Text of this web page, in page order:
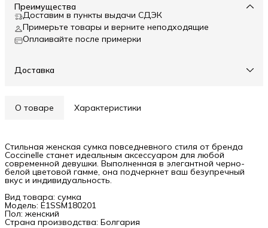
Преимущества
Доставим в пункты выдачи СДЭК
Примерьте товары и верните неподходящие
Оплаивайте после примерки
Доставка
О товаре Характеристики
Стильная женская сумка повседневного стиля от бренда
Coccinelle станет идеальным аксессуаром для любой
современной девушки. Выполненная в элегантной черно-
белой цветовой гамме, она подчеркнет ваш безупречный
вкус и индивидуальность.
Вид товара: сумка
Модель: E1SSM180201
Пол: женский
Страна производства: Болгария